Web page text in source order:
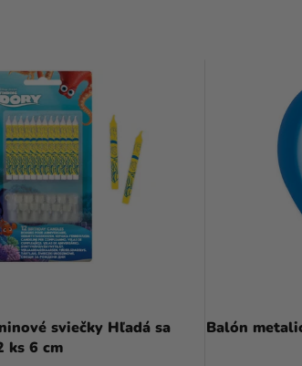
sviečky Hľadá sa
ks 6 cm